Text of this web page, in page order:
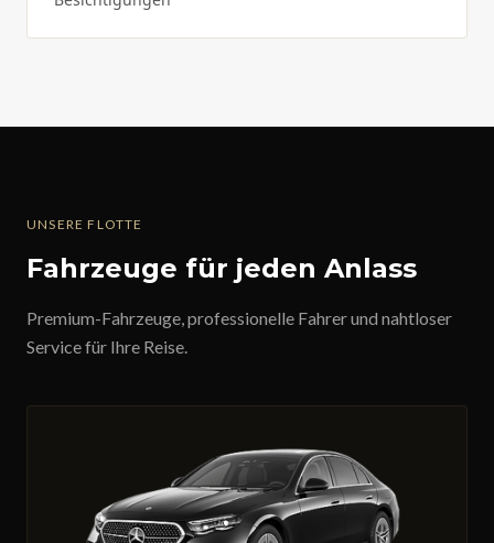
UNSERE FLOTTE
Fahrzeuge für jeden Anlass
Premium-Fahrzeuge, professionelle Fahrer und nahtloser
Service für Ihre Reise.